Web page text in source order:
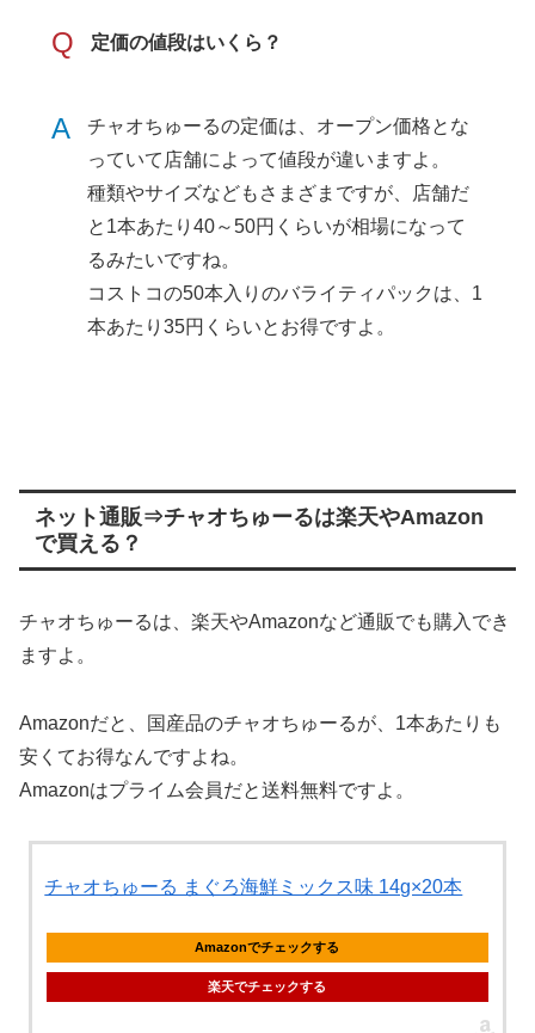
Q 定価の値段はいくら？
A
チャオちゅーるの定価は、オープン価格とな
っていて店舗によって値段が違いますよ。
種類やサイズなどもさまざまですが、店舗だ
と1本あたり40～50円くらいが相場になって
るみたいですね。
コストコの50本入りのバライティパックは、1
本あたり35円くらいとお得ですよ。
ネット通販⇒チャオちゅーるは楽天やAmazon
で買える？
チャオちゅーるは、楽天やAmazonなど通販でも購入でき
ますよ。
Amazonだと、国産品のチャオちゅーるが、1本あたりも
安くてお得なんですよね。
Amazonはプライム会員だと送料無料ですよ。
チャオちゅーる まぐろ海鮮ミックス味 14g×20本
Amazonでチェックする
楽天でチェックする